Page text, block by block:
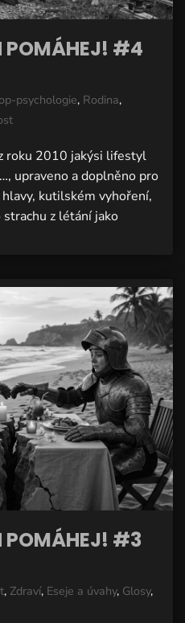
POMÁHEJ! #4
psychologie, Rodina,
roku 2010 jakýsi lifestyl
upraveno a doplněno pro
kutilském vyhoření,
z létání jako
POMÁHEJ! #3
, Zdraví, Eseje a úvahy, Glosy,